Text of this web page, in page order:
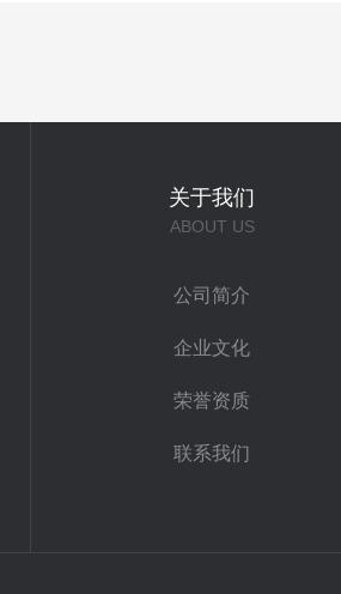
关于我们
ABOUT US
公司简介
企业文化
荣誉资质
联系我们